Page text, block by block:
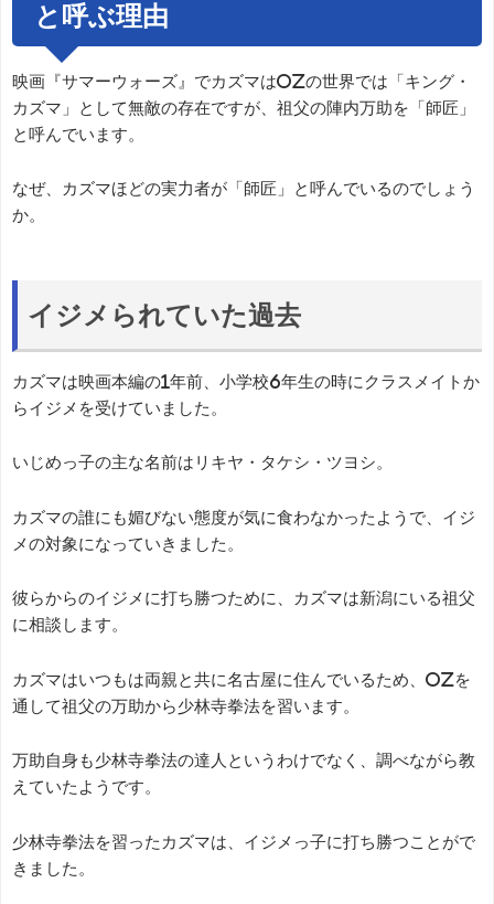
と呼ぶ理由
映画『サマーウォーズ』でカズマはOZの世界では「キング・
カズマ」として無敵の存在ですが、祖父の陣内万助を「師匠」
と呼んでいます。
なぜ、カズマほどの実力者が「師匠」と呼んでいるのでしょう
か。
イジメられていた過去
カズマは映画本編の1年前、小学校6年生の時にクラスメイトか
らイジメを受けていました。
いじめっ子の主な名前はリキヤ・タケシ・ツヨシ。
カズマの誰にも媚びない態度が気に食わなかったようで、イジ
メの対象になっていきました。
彼らからのイジメに打ち勝つために、カズマは新潟にいる祖父
に相談します。
カズマはいつもは両親と共に名古屋に住んでいるため、OZを
通して祖父の万助から少林寺拳法を習います。
万助自身も少林寺拳法の達人というわけでなく、調べながら教
えていたようです。
少林寺拳法を習ったカズマは、イジメっ子に打ち勝つことがで
きました。